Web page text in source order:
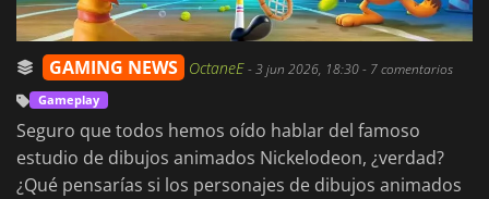
GAMING NEWS OctaneE-3 jun 2026, 18:30- 7 comentarios
Gameplay
Seguro que todos hemos oído hablar del famoso
estudio de dibujos animados Nickelodeon, ¿verdad?
¿Qué pensarías si los personajes de dibujos animados